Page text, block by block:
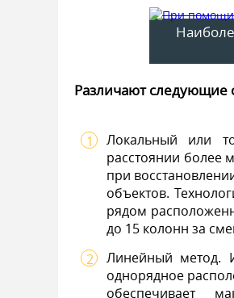
Различают следующие
Локальный или
расстоянии более
при
объектов.
рядом
до 15 колонн за
Линейный метод.
однорядное
обеспечивает